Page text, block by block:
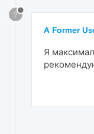
?
A Former
Я